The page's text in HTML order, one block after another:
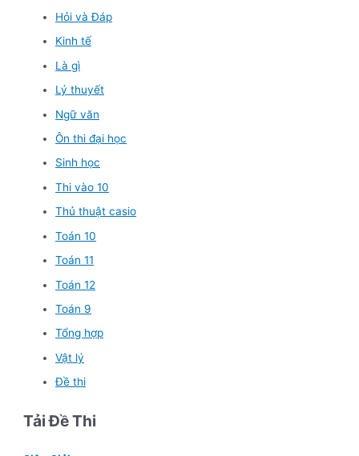
Hỏi và Đáp
Kinh tế
Là gì
Lý thuyết
Ngữ văn
Ôn thi đại học
Sinh học
Thi vào 10
Thủ thuật casio
Toán 10
Toán 11
Toán 12
Toán 9
Tổng hợp
Vật lý
Đề thi
Tải Đề Thi